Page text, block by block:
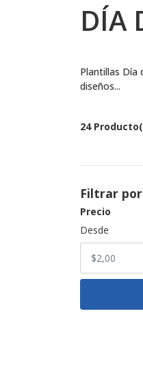
DÍA
Plantillas Día
diseños...
24
Filtrar por
Precio
Desde